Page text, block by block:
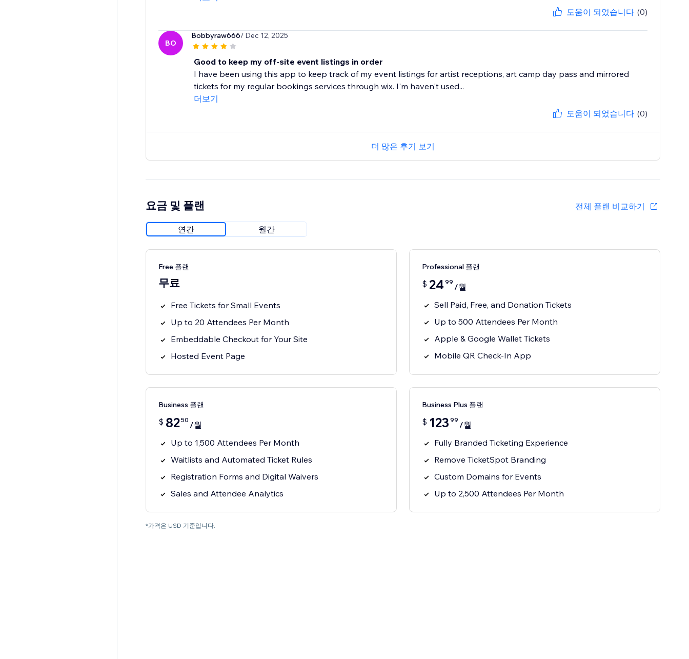
도움이 되었습니다 (0)
BO
Bobbyraw666/ Dec 12, 2025
Good to keep my off-site event listings in order
I have been using this app to keep track of my event listings for artist receptions, art camp day pass and mirrored
tickets for my regular bookings services through wix. I'm haven't used...
더보기
도움이 되었습니다 (0)
더 많은 후기 보기
요금 및 플랜 전체 플랜 비교하기
연간 월간
Free 플랜
무료
Free Tickets for Small Events
Up to 20 Attendees Per Month
Embeddable Checkout for Your Site
Hosted Event Page
Professional 플랜
$ 24 99 /월
Sell Paid, Free, and Donation Tickets
Up to 500 Attendees Per Month
Apple & Google Wallet Tickets
Mobile QR Check-In App
Business 플랜
$ 8250 /월
Up to 1,500 Attendees Per Month
Waitlists and Automated Ticket Rules
Registration Forms and Digital Waivers
Sales and Attendee Analytics
Business Plus 플랜
$ 123 99 /월
Fully Branded Ticketing Experience
Remove TicketSpot Branding
Custom Domains for Events
Up to 2,500 Attendees Per Month
*가격은 USD 기준입니다.